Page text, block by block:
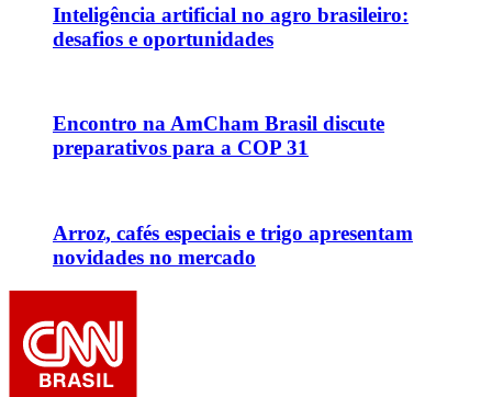
Inteligência artificial no agro brasileiro:
desafios e oportunidades
Encontro na AmCham Brasil discute
preparativos para a COP 31
Arroz, cafés especiais e trigo apresentam
novidades no mercado